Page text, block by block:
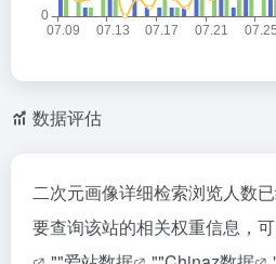
数据评估
二次元画像详细检索浏览人数
要查询该站的相关权重信息，